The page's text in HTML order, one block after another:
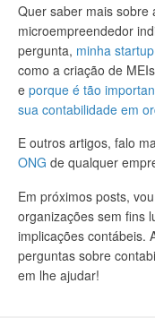
Quer saber mais sobre
microempreendedor
pergunta, minha
como a criação de
e porque é tão
sua contabilidade em
E outros artigos, falo
ONG de qualquer
Em próximos posts,
organizações sem fins
implicações contábeis.
perguntas sobre
em lhe ajudar!